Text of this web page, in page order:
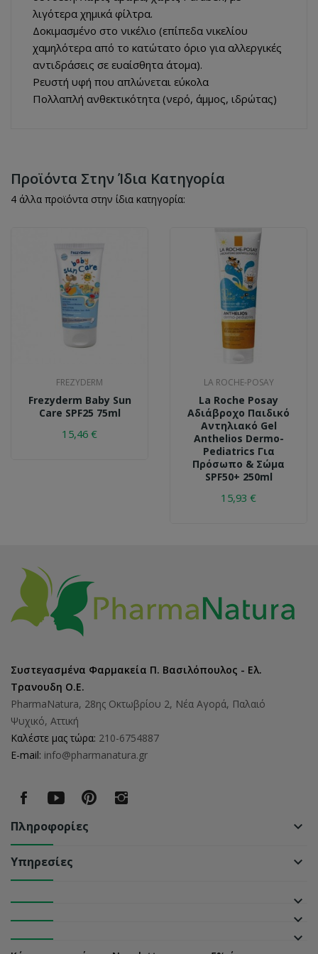
λιγότερα χημικά φίλτρα.
Δοκιμασμένο στο νικέλιο (επίπεδα νικελίου
χαμηλότερα από το κατώτατο όριο για αλλεργικές
αντιδράσεις σε ευαίσθητα άτομα).
Ρευστή υφή που απλώνεται εύκολα
Πολλαπλή ανθεκτικότητα (νερό, άμμος, ιδρώτας)
Προϊόντα Στην Ίδια Κατηγορία
4 άλλα προϊόντα στην ίδια κατηγορία:
FREZYDERM
Frezyderm Baby Sun
Care SPF25 75ml
15,46 €
LA ROCHE-POSAY
La Roche Posay
Αδιάβροχο Παιδικό
Αντηλιακό Gel
Anthelios Dermo-
Pediatrics Για
Πρόσωπο & Σώμα
SPF50+ 250ml
15,93 €
Συστεγασμένα Φαρμακεία Π. Βασιλόπουλος - Ελ.
Τρανουδη Ο.Ε.
PharmaNatura, 28ης Οκτωβρίου 2, Νέα Αγορά, Παλαιό
Ψυχικό, Αττική
Καλέστε μας τώρα: 210-6754887
E-mail: info@pharmanatura.gr
Πληροφορίες keyboard_arrow_down
Υπηρεσίες keyboard_arrow_down
keyboard_arrow_down
keyboard_arrow_down
keyboard_arrow_down